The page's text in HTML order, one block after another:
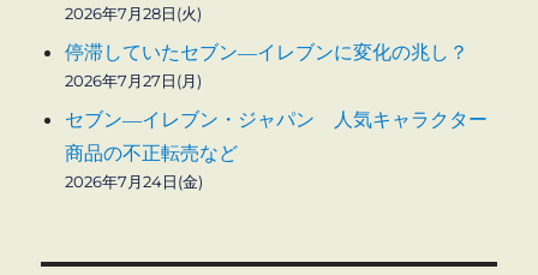
2026年7月28日(火)
停滞していたセブン―イレブンに変化の兆し？
2026年7月27日(月)
セブン―イレブン・ジャパン 人気キャラクター
商品の不正転売など
2026年7月24日(金)